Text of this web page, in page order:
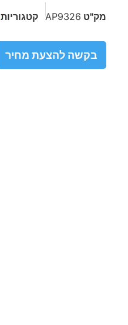
מק"ט AP9326 קטגוריות
בקשה להצעת מחיר